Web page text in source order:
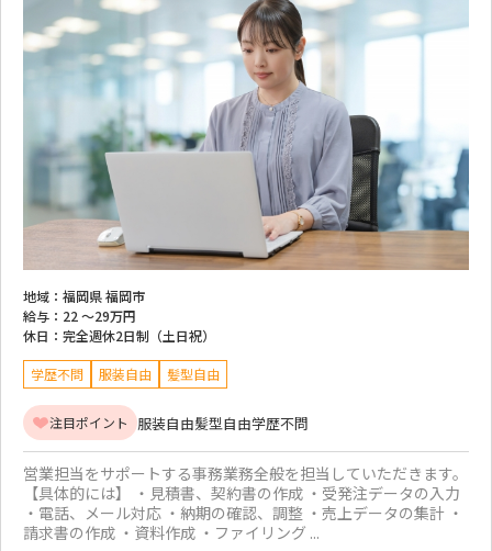
地域： 福岡県 福岡市
給与： 22 ～29万円
休日： 完全週休2日制（土日祝）
学歴不問 服装自由 髪型自由
注目ポイント 服装自由髪型自由学歴不問
営業担当をサポートする事務業務全般を担当していただきます。
【具体的には】 ・見積書、契約書の作成 ・受発注データの入力
・電話、メール対応 ・納期の確認、調整 ・売上データの集計 ・
請求書の作成 ・資料作成 ・ファイリング ...